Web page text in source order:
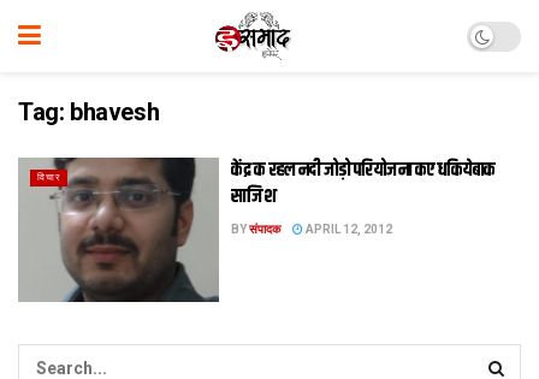
Tag: bhavesh
विचार
केंद्र क रहल नदी जोड़ो परियोजना कए धकियेबाक
साजिश
BYसंपादक APRIL 12, 2012